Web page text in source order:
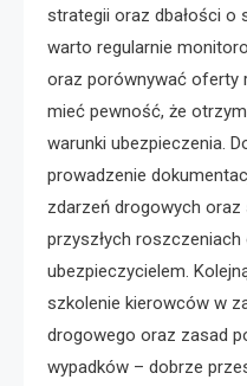
strategii oraz dbałości o
warto regularnie
oraz porównywać oferty
mieć pewność, że
warunki ubezpieczenia.
prowadzenie
zdarzeń drogowych
przyszłych
ubezpieczycielem.
szkolenie kierowców w
drogowego oraz zasad
wypadków – dobrze